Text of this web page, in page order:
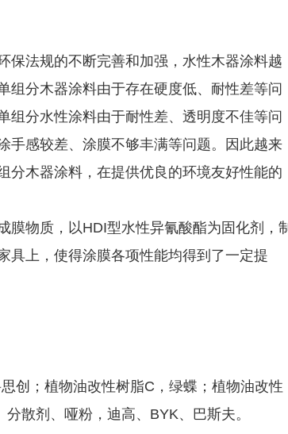
保法规的不断完善和加强，水性木器涂料越
组分木器涂料由于存在硬度低、耐性差等问
组分水性涂料由于耐性差、透明度不佳等问
手感较差、涂膜不够丰满等问题。因此越来
分木器涂料，在提供优良的环境友好性能的
膜物质，以HDI型水性异氰酸酯为固化剂，
具上，使得涂膜各项性能均得到了一定提
创；植物油改性树脂C，绿蝶；植物油改性
散剂、哑粉，迪高、BYK、巴斯夫。